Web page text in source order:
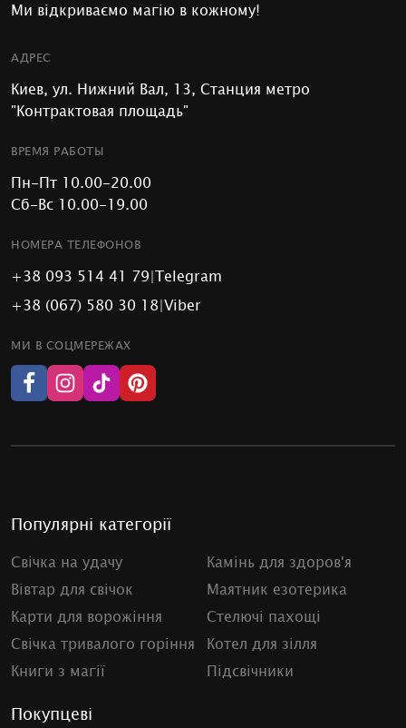
Ми відкриваємо магію в кожному!
АДРЕС
Киев, ул. Нижний Вал, 13, Станция метро
"Контрактовая площадь"
ВРЕМЯ РАБОТЫ
Пн-Пт 10.00-20.00
Сб-Вс 10.00-19.00
НОМЕРА ТЕЛЕФОНОВ
+38 093 514 41 79|Telegram
+38 (067) 580 30 18|Viber
МИ В СОЦМЕРЕЖАХ
Популярні категорії
Свічка на удачу
Камінь для здоров'я
Вівтар для свічок
Маятник езотерика
Карти для ворожіння
Стелючі пахощі
Свічка тривалого горіння
Котел для зілля
Книги з магії
Підсвічники
Покупцеві